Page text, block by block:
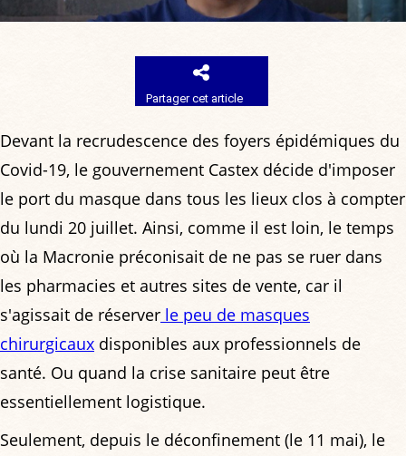
Partager cet article
Devant la recrudescence des foyers épidémiques du
Covid-19, le gouvernement Castex décide d'imposer
le port du masque dans tous les lieux clos à compter
du lundi 20 juillet. Ainsi, comme il est loin, le temps
où la Macronie préconisait de ne pas se ruer dans
les pharmacies et autres sites de vente, car il
s'agissait de réserver le peu de masques
chirurgicaux disponibles aux professionnels de
santé. Ou quand la crise sanitaire peut être
essentiellement logistique.
Seulement, depuis le déconfinement (le 11 mai), le